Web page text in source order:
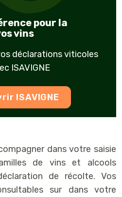
pour la
vins
déclarations viticoles
ISAVIGNE
ISAVIGNE
dans votre saisie
de vins et alcools
de récolte. Vos
sur dans votre